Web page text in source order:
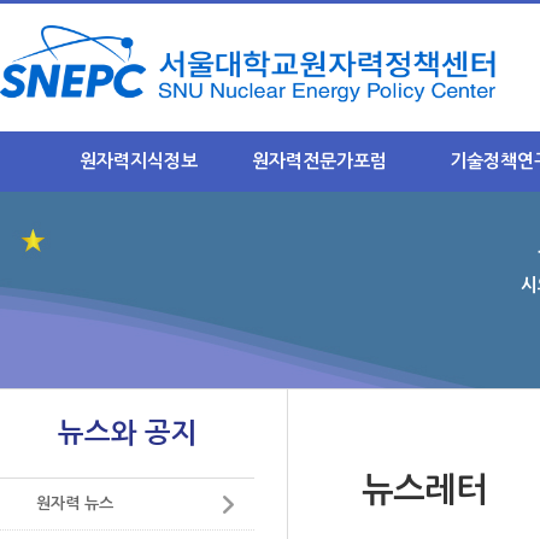
원자력지식정보
중저준위폐기물
원자력산업 및 수출
원자력전문가포럼
- 이슈 토론방
기술정책연
연구과제별 주요
결과물 요약집
뉴스와 공지
원자력 뉴스 뉴스레터